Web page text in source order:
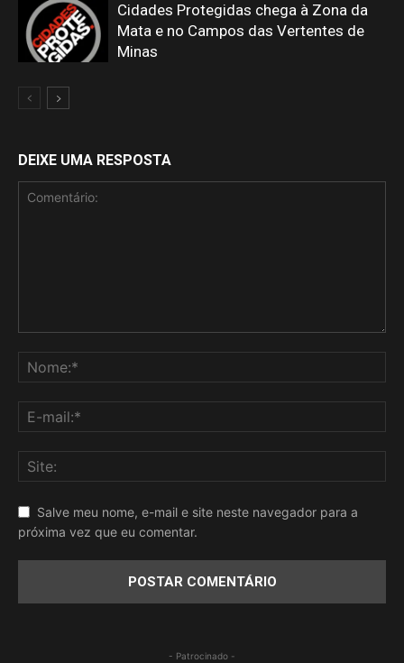
Cidades Protegidas chega à Zona da
Mata e no Campos das Vertentes de
Minas
DEIXE UMA RESPOSTA
Salve meu nome, e-mail e site neste navegador para a
próxima vez que eu comentar.
- Patrocinado -